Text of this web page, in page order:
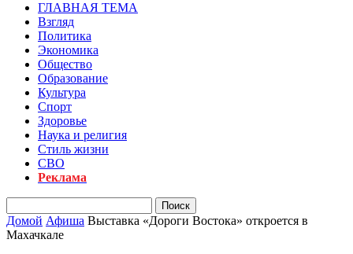
ГЛАВНАЯ ТЕМА
Взгляд
Политика
Экономика
Общество
Образование
Культура
Спорт
Здоровье
Наука и религия
Стиль жизни
СВО
Реклама
Домой Афиша Выставка «Дороги Востока» откроется в
Махачкале